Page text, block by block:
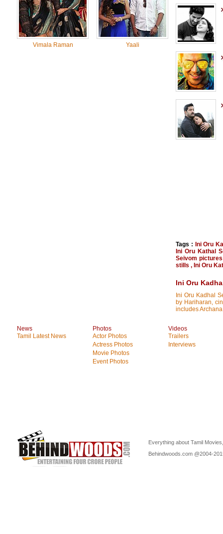
Vimala Raman Yaali
Tags : Ini Oru
Ini Oru Kathal
Seivom pictures
stills , Ini Oru
Ini Oru
Ini Oru Kadhal
by Hariharan,
includes
News
Tamil Latest News
Photos
Actor Photos
Actress Photos
Movie Photos
Event Photos
Videos
Trailers
Interviews
Everything about Tamil
Behindwoods.com @2004-